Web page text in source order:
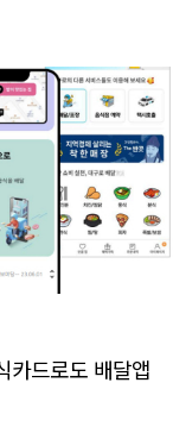
카드로도 배달앱